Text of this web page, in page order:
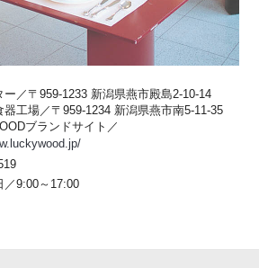
ー／〒959-1233 新潟県燕市殿島2-10-14
器工場／〒959-1234 新潟県燕市南5-11-35
ブランドサイト／
／9:00～17:00